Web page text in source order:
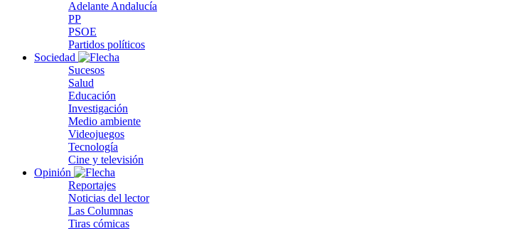
Adelante Andalucía
PP
PSOE
Partidos políticos
Sociedad
Sucesos
Salud
Educación
Investigación
Medio ambiente
Videojuegos
Tecnología
Cine y televisión
Opinión
Reportajes
Noticias del lector
Las Columnas
Tiras cómicas